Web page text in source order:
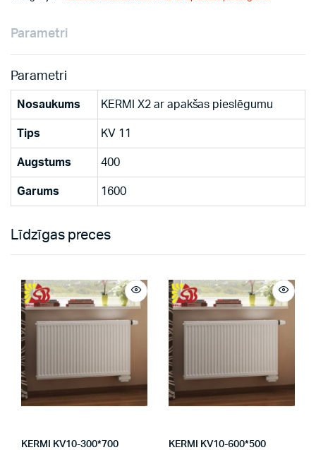
Parametri
Parametri
Nosaukums KERMI X2 ar apakšas pieslēgumu
Tips KV 11
Augstums 400
Garums 1600
Līdzīgas preces
KERMI KV10-300*700
KERMI KV10-600*500